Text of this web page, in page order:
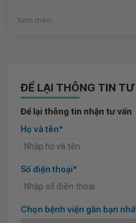
Xem thêm
ĐỂ LẠI THÔNG TIN
Để lại thông tin nhận tư vấn
Họ và tên*
Số điện thoại*
Chọn bệnh viện gần bạn